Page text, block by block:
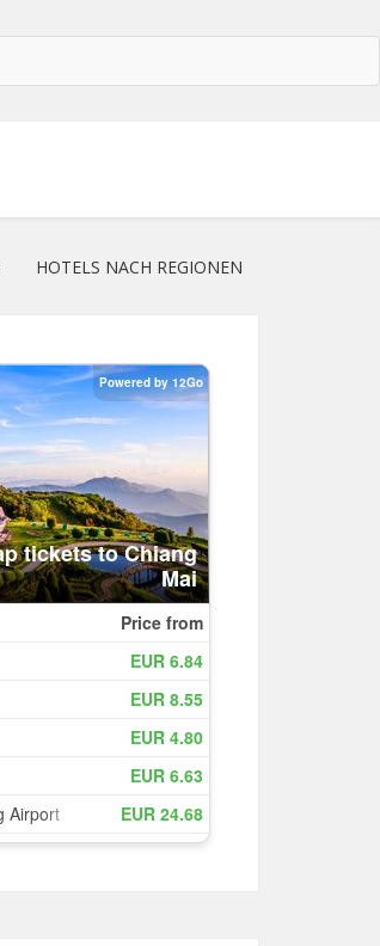
HOTELS NACH REGIONEN